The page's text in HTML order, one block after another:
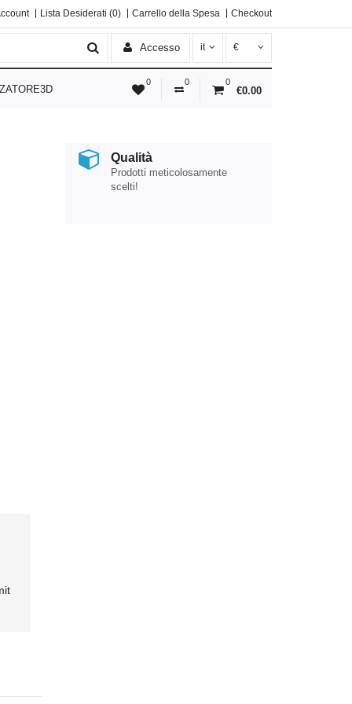
Lista Desiderati (0) Carrello della Spesa Checkout
Accesso it €
0 0 0
€0.00
Qualità
Prodotti meticolosamente
scelti!